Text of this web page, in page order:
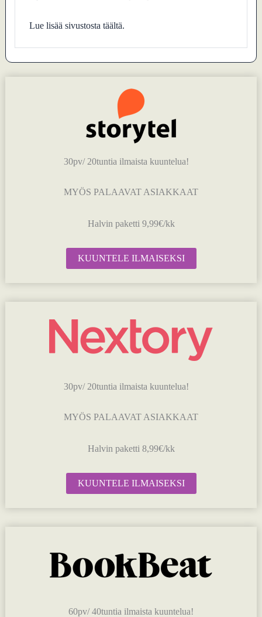
Lue lisää sivustosta täältä.
30pv/ 20tuntia ilmaista kuuntelua!
MYÖS PALAAVAT ASIAKKAAT
Halvin paketti 9,99€/kk
KUUNTELE ILMAISEKSI
30pv/ 20tuntia ilmaista kuuntelua!
MYÖS PALAAVAT ASIAKKAAT
Halvin paketti 8,99€/kk
KUUNTELE ILMAISEKSI
60pv/ 40tuntia ilmaista kuuntelua!